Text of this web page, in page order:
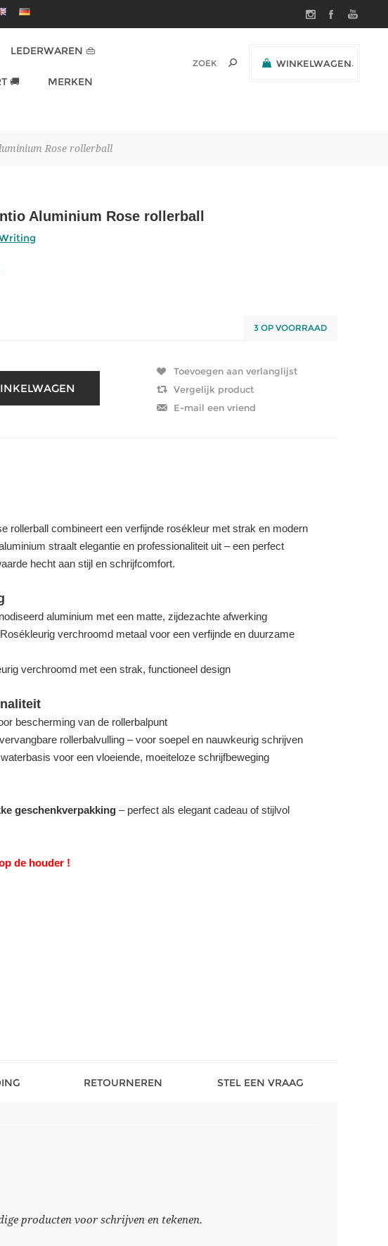
WINKELWAGEN
LEDERWAREN 👜
🚚 MERKEN
Rose rollerball
Aluminium Rose rollerball
3 OP VOORRAAD
rollerball combineert een verfijnde rosékleur met strak en modern
straalt elegantie en professionaliteit uit – een perfect
hecht aan stijl en schrijfcomfort.
aluminium met een matte, zijdezachte afwerking
Rosékleurig verchroomd metaal voor een verfijnde en duurzame
verchroomd met een strak, functioneel design
bescherming van de rollerbalpunt
rollerbalvulling – voor soepel en nauwkeurig schrijven
voor een vloeiende, moeiteloze schrijfbeweging
geschenkverpakking – perfect als elegant cadeau of stijlvol
de houder !
RETOURNEREN STEL EEN VRAAG
producten voor schrijven en tekenen.